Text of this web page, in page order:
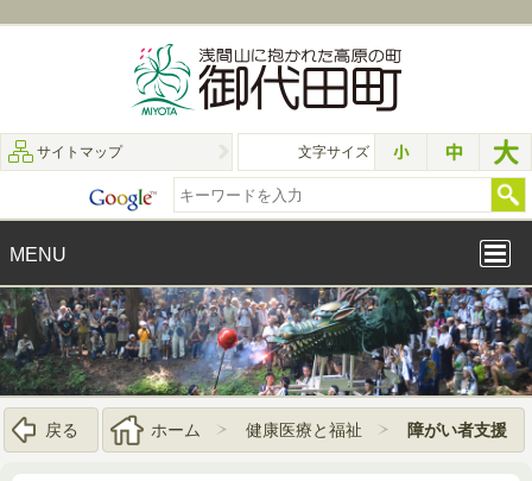
サイトマップ 文字サイズ
MENU
戻る ホーム 健康医療と福祉 障がい者支援